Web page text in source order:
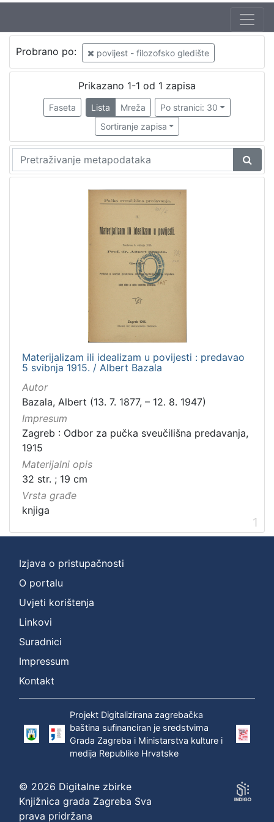
Probrano po: povijest - filozofsko gledište
Prikazano 1-1 od 1 zapisa
Faseta Lista Mreža
Po stranici: 30
Sortiranje zapisa
Materijalizam ili idealizam u povijesti : predavao
5 svibnja 1915. / Albert Bazala
Autor
Bazala, Albert (13. 7. 1877, – 12. 8. 1947)
Impresum
Zagreb : Odbor za pučka sveučilišna predavanja,
1915
Materijalni opis
32 str. ; 19 cm
Vrsta građe
knjiga
1
Izjava o pristupačnosti
O portalu
Uvjeti korištenja
Linkovi
Suradnici
Impressum
Kontakt
Projekt Digitalizirana zagrebačka
baština sufinanciran je sredstvima
Grada Zagreba i Ministarstva kulture i
medija Republike Hrvatske
© 2026 Digitalne zbirke
Knjižnica grada Zagreba Sva
prava pridržana